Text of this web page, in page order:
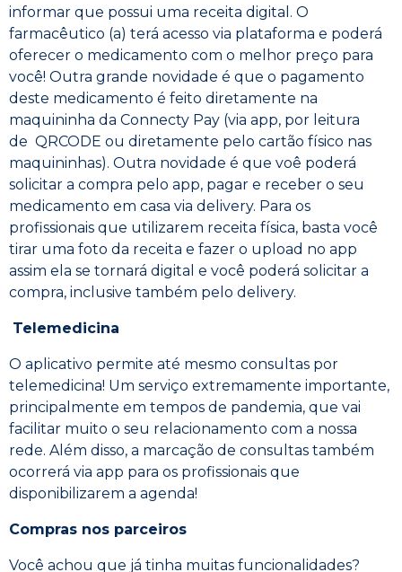
informar que possui uma receita digital. O
farmacêutico (a) terá acesso via plataforma e poderá
oferecer o medicamento com o melhor preço para
você! Outra grande novidade é que o pagamento
deste medicamento é feito diretamente na
maquininha da Connecty Pay (via app, por leitura
de QRCODE ou diretamente pelo cartão físico nas
maquininhas). Outra novidade é que voê poderá
solicitar a compra pelo app, pagar e receber o seu
medicamento em casa via delivery. Para os
profissionais que utilizarem receita física, basta você
tirar uma foto da receita e fazer o upload no app
assim ela se tornará digital e você poderá solicitar a
compra, inclusive também pelo delivery.
Telemedicina
O aplicativo permite até mesmo consultas por
telemedicina! Um serviço extremamente importante,
principalmente em tempos de pandemia, que vai
facilitar muito o seu relacionamento com a nossa
rede. Além disso, a marcação de consultas também
ocorrerá via app para os profissionais que
disponibilizarem a agenda!
Compras nos parceiros
Você achou que já tinha muitas funcionalidades?